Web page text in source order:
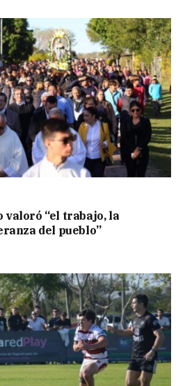
valoró “el trabajo, la
del pueblo”